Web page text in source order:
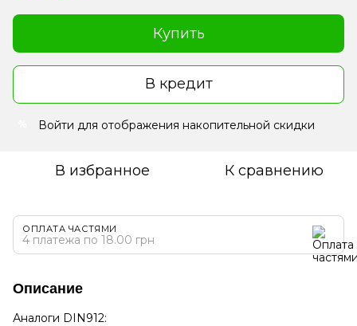
Купить
В кредит
Войти для отображения накопительной скидки
В избранное К сравнению
ОПЛАТА ЧАСТЯМИ
4 платежа по 18.00 грн
Описание
Аналоги DIN912: